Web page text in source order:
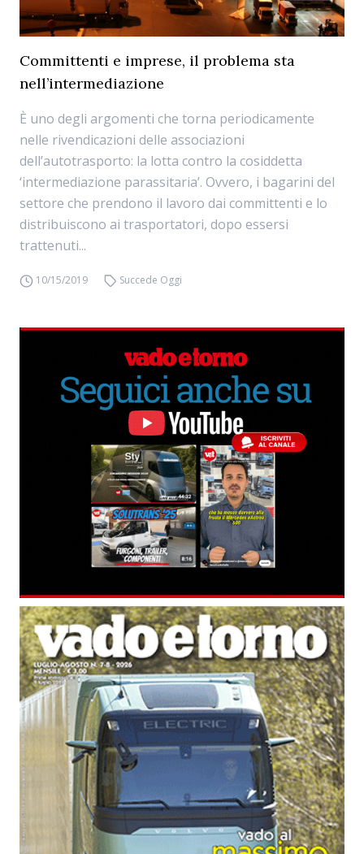
Committenti e imprese, il problema sta
nell’intermediazione
È uno degli argomenti che torna periodicamente
nelle rivendicazioni delle associazioni
dell’autotrasporto: la lotta contro la cosiddetta
‘intermediazione parassitaria’. Ovvero, i bagarini del
settore che prendono il lavoro dai committenti e lo
distribuiscono ai trasportatori, dopo essersi
trattenuti...
10/15/2019 Succede Oggi